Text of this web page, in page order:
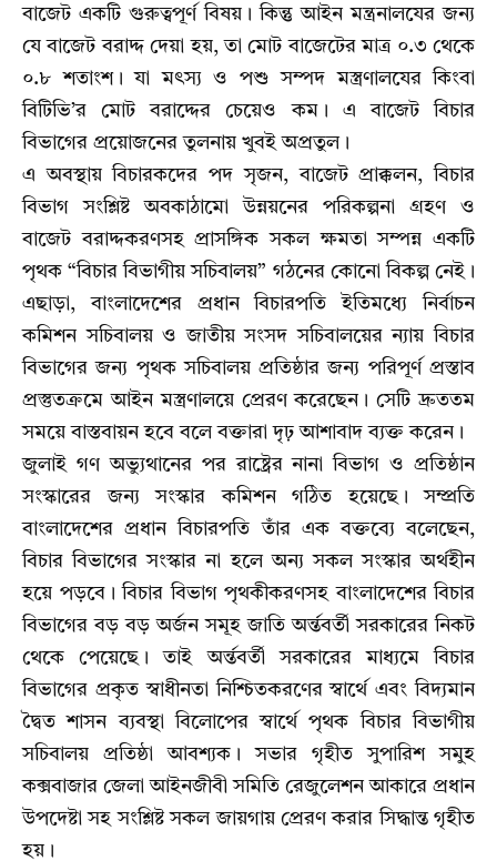
বাজেট একটি গুরুত্বপূর্ণ বিষয়। কিন্তু আইন মন্ত্রনালযের জন্য
যে বাজেট বরাদ্দ দেয়া হয়, তা মোট বাজেটের মাত্র ০.৩ থেকে
০.৮ শতাংশ। যা মৎস্য ও পশু সম্পদ মস্ত্রণালযের কিংবা
বিটিভি’র মোট বরাদ্দের চেয়েও কম। এ বাজেট বিচার
বিভাগের প্রয়োজনের তুলনায় খুবই অপ্রতুল।
এ অবস্থায় বিচারকদের পদ সৃজন, বাজেট প্রাক্কলন, বিচার
বিভাগ সংশ্লিষ্ট অবকাঠামো উন্নয়নের পরিকল্পনা গ্রহণ ও
বাজেট বরাদ্দকরণসহ প্রাসঙ্গিক সকল ক্ষমতা সম্পন্ন একটি
পৃথক “বিচার বিভাগীয় সচিবালয়” গঠনের কোনো বিকল্প নেই।
এছাড়া, বাংলাদেশের প্রধান বিচারপতি ইতিমধ্যে নির্বাচন
কমিশন সচিবালয় ও জাতীয় সংসদ সচিবালয়ের ন্যায় বিচার
বিভাগের জন্য পৃথক সচিবালয় প্রতিষ্ঠার জন্য পরিপূর্ণ প্রস্তাব
প্রস্তুতক্রমে আইন মস্ত্রণালয়ে প্রেরণ করেছেন। সেটি দ্রুততম
সময়ে বাস্তবায়ন হবে বলে বক্তারা দৃঢ় আশাবাদ ব্যক্ত করেন।
জুলাই গণ অভ্যুথানের পর রাষ্ট্রের নানা বিভাগ ও প্রতিষ্ঠান
সংস্কারের জন্য সংস্কার কমিশন গঠিত হয়েছে। সম্প্রতি
বাংলাদেশের প্রধান বিচারপতি তাঁর এক বক্তব্যে বলেছেন,
বিচার বিভাগের সংস্কার না হলে অন্য সকল সংস্কার অর্থহীন
হয়ে পড়বে। বিচার বিভাগ পৃথকীকরণসহ বাংলাদেশের বিচার
বিভাগের বড় বড় অর্জন সমূহ জাতি অর্ন্তবর্তী সরকারের নিকট
থেকে পেয়েছে। তাই অর্ন্তবর্তী সরকারের মাধ্যমে বিচার
বিভাগের প্রকৃত স্বাধীনতা নিশ্চিতকরণের স্বার্থে এবং বিদ্যমান
দ্বৈত শাসন ব্যবস্থা বিলোপের স্বার্থে পৃথক বিচার বিভাগীয়
সচিবালয় প্রতিষ্ঠা আবশ্যক। সভার গৃহীত সুপারিশ সমুহ
কক্সবাজার জেলা আইনজীবী সমিতি রেজুলেশন আকারে প্রধান
উপদেষ্টা সহ সংশ্লিষ্ট সকল জায়গায় প্রেরণ করার সিদ্ধান্ত গৃহীত
হয়।